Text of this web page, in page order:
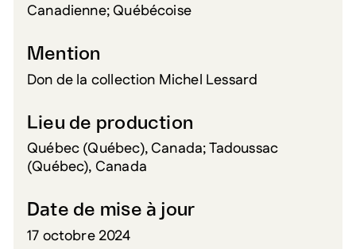
Canadienne; Québécoise
Mention
Don de la collection Michel Lessard
Lieu de production
Québec (Québec), Canada; Tadoussac
(Québec), Canada
Date de mise à jour
17 octobre 2024